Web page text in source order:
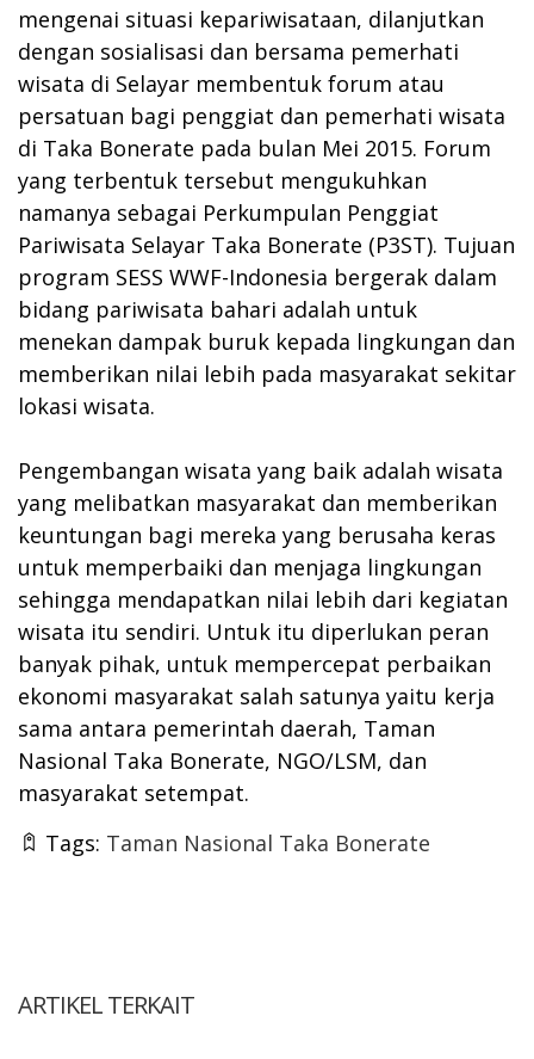
mengenai situasi kepariwisataan, dilanjutkan
dengan sosialisasi dan bersama pemerhati
wisata di Selayar membentuk forum atau
persatuan bagi penggiat dan pemerhati wisata
di Taka Bonerate pada bulan Mei 2015. Forum
yang terbentuk tersebut mengukuhkan
namanya sebagai Perkumpulan Penggiat
Pariwisata Selayar Taka Bonerate (P3ST). Tujuan
program SESS WWF-Indonesia bergerak dalam
bidang pariwisata bahari adalah untuk
menekan dampak buruk kepada lingkungan dan
memberikan nilai lebih pada masyarakat sekitar
lokasi wisata.
Pengembangan wisata yang baik adalah wisata
yang melibatkan masyarakat dan memberikan
keuntungan bagi mereka yang berusaha keras
untuk memperbaiki dan menjaga lingkungan
sehingga mendapatkan nilai lebih dari kegiatan
wisata itu sendiri. Untuk itu diperlukan peran
banyak pihak, untuk mempercepat perbaikan
ekonomi masyarakat salah satunya yaitu kerja
sama antara pemerintah daerah, Taman
Nasional Taka Bonerate, NGO/LSM, dan
masyarakat setempat.
Tags: Taman Nasional Taka Bonerate
ARTIKEL TERKAIT